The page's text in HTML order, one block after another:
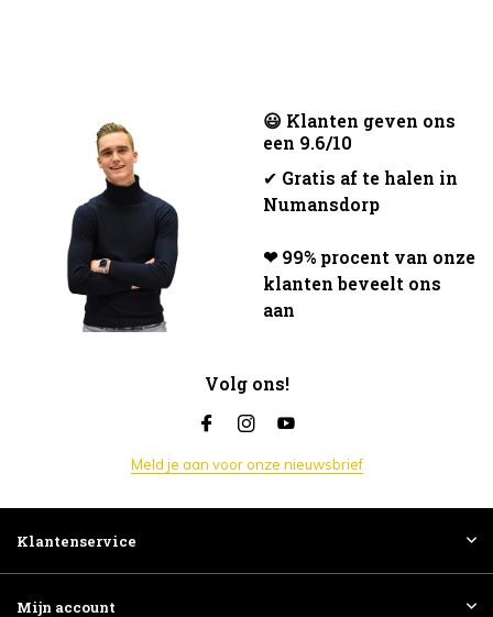
😃 Klanten geven ons
een 9.6/10
✔ Gratis af te halen in
Numansdorp
❤ 99% procent van onze
klanten beveelt ons
aan
Volg ons!
Meld je aan voor onze nieuwsbrief
Klantenservice
Mijn account